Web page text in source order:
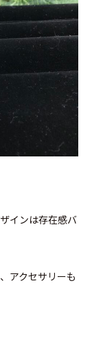
インは存在感バ
アクセサリーも